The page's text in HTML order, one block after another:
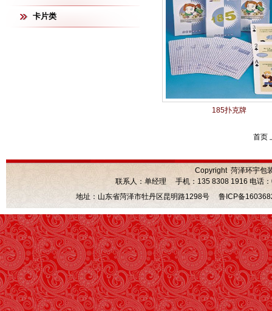
卡片类
185扑克牌
首页
Copyright 菏泽环宇包
联系人：单经理 手机：135 8308 1916 电话
地址：山东省菏泽市牡丹区昆明路1298号 鲁ICP备